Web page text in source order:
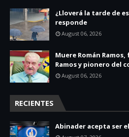
¿Lloverá la tarde de
responde
August 06, 2026
Muere Román
Ramos y pionero del
August 06, 2026
RECIENTES
Abinader acepta ser